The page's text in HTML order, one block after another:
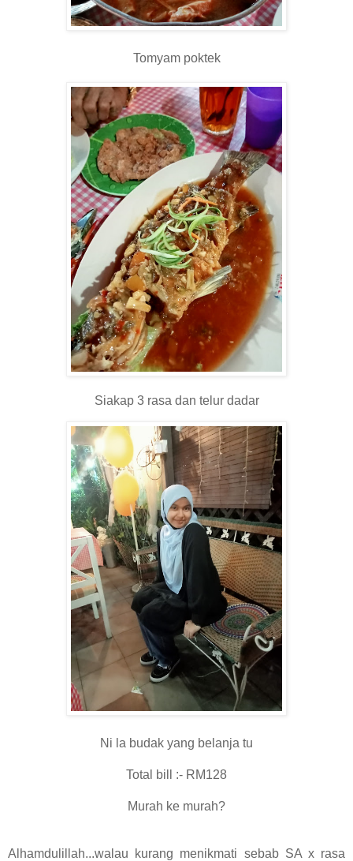
Tomyam poktek
Siakap 3 rasa dan telur dadar
Ni la budak yang belanja tu
Total bill :- RM128
Murah ke murah?
Alhamdulillah...walau kurang menikmati sebab SA x rasa